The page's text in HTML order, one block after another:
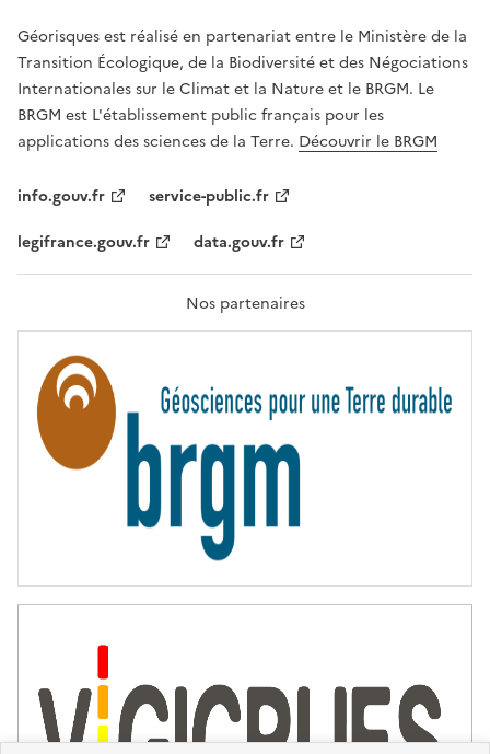
T
É
,
É
G
A
L
F
A
T
R
T
É
Géorisques est réalisé en partenariat entre le Ministère de la
Transition Écologique, de la Biodiversité et des Négociations
Internationales sur le Climat et la Nature et le BRGM. Le
BRGM est L'établissement public français pour les
applications des sciences de la Terre. Découvrir le BRGM
info.gouv.fr
service-public.fr
legifrance.gouv.fr
data.gouv.fr
Nos partenaires